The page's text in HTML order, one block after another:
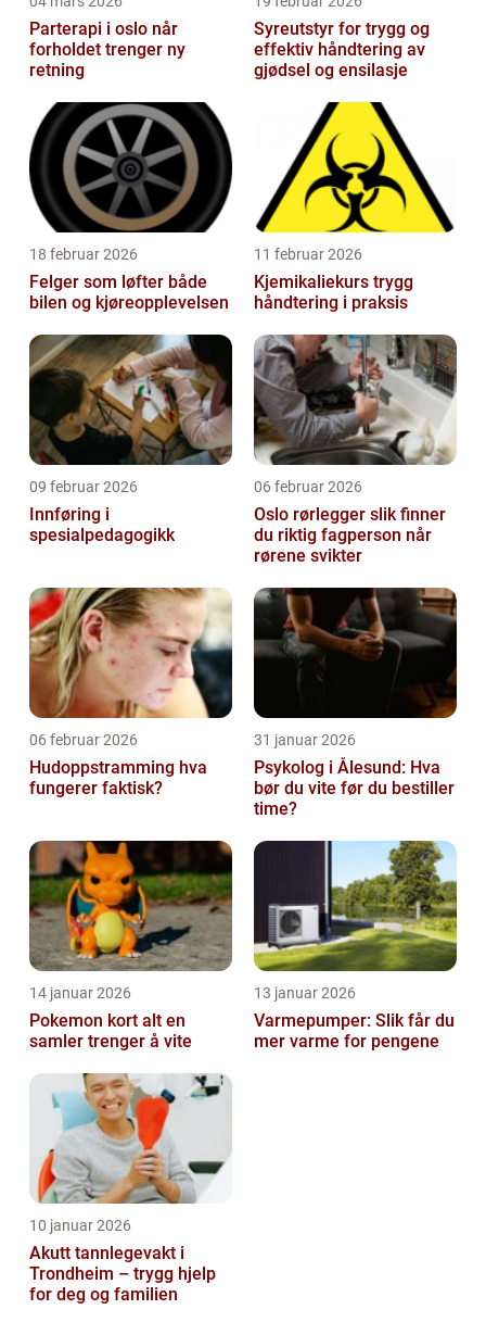
Parterapi i oslo når
forholdet trenger ny
retning
Syreutstyr for trygg og
effektiv håndtering av
gjødsel og ensilasje
18 februar 2026
Felger som løfter både
bilen og kjøreopplevelsen
11 februar 2026
Kjemikaliekurs trygg
håndtering i praksis
09 februar 2026
Innføring i
spesialpedagogikk
06 februar 2026
Oslo rørlegger slik finner
du riktig fagperson når
rørene svikter
06 februar 2026
Hudoppstramming hva
fungerer faktisk?
31 januar 2026
Psykolog i Ålesund: Hva
bør du vite før du bestiller
time?
14 januar 2026
Pokemon kort alt en
samler trenger å vite
13 januar 2026
Varmepumper: Slik får du
mer varme for pengene
10 januar 2026
Akutt tannlegevakt i
Trondheim – trygg hjelp
for deg og familien